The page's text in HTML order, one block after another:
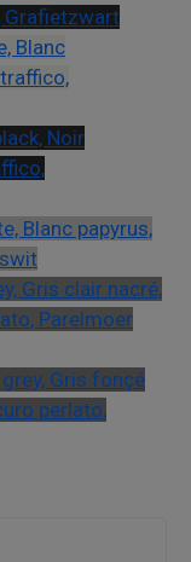
Grafietzwart
Blanc
Noir
Blanc papyrus,
Gris clair nacré,
Parelmoer
Gris fonçé
perlato,